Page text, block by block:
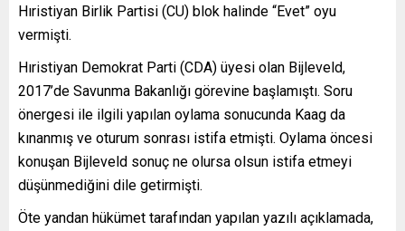
Hıristiyan Birlik Partisi (CU) blok halinde “Evet” oyu
vermişti.
Hıristiyan Demokrat Parti (CDA) üyesi olan Bijleveld,
2017’de Savunma Bakanlığı görevine başlamıştı. Soru
önergesi ile ilgili yapılan oylama sonucunda Kaag da
kınanmış ve oturum sonrası istifa etmişti. Oylama öncesi
konuşan Bijleveld sonuç ne olursa olsun istifa etmeyi
düşünmediğini dile getirmişti.
Öte yandan hükümet tarafından yapılan yazılı açıklamada,